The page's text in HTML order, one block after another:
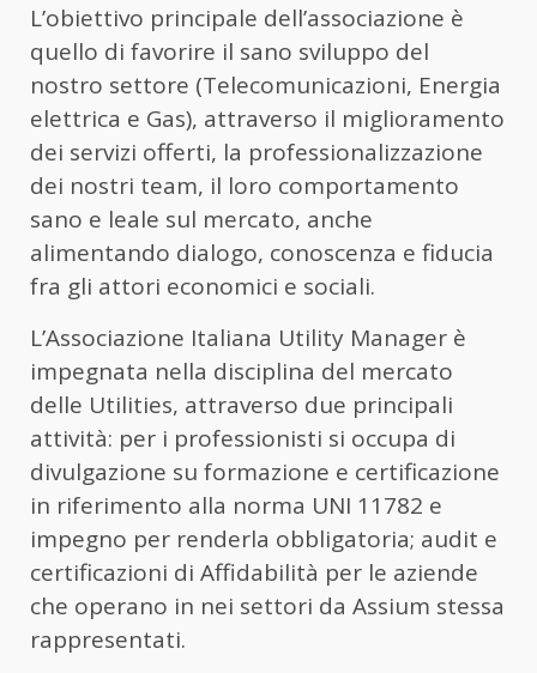
L’obiettivo principale dell’associazione è
quello di favorire il sano sviluppo del
nostro settore (Telecomunicazioni, Energia
elettrica e Gas), attraverso il miglioramento
dei servizi offerti, la professionalizzazione
dei nostri team, il loro comportamento
sano e leale sul mercato, anche
alimentando dialogo, conoscenza e fiducia
fra gli attori economici e sociali.
L’Associazione Italiana Utility Manager è
impegnata nella disciplina del mercato
delle Utilities, attraverso due principali
attività: per i professionisti si occupa di
divulgazione su formazione e certificazione
in riferimento alla norma UNI 11782 e
impegno per renderla obbligatoria; audit e
certificazioni di Affidabilità per le aziende
che operano in nei settori da Assium stessa
rappresentati.